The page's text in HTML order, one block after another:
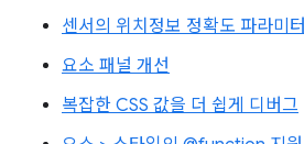
센서의 위치정보 정확도 파라미터
요소 패널 개선
복잡한 CSS 값을 더 쉽게 디버그